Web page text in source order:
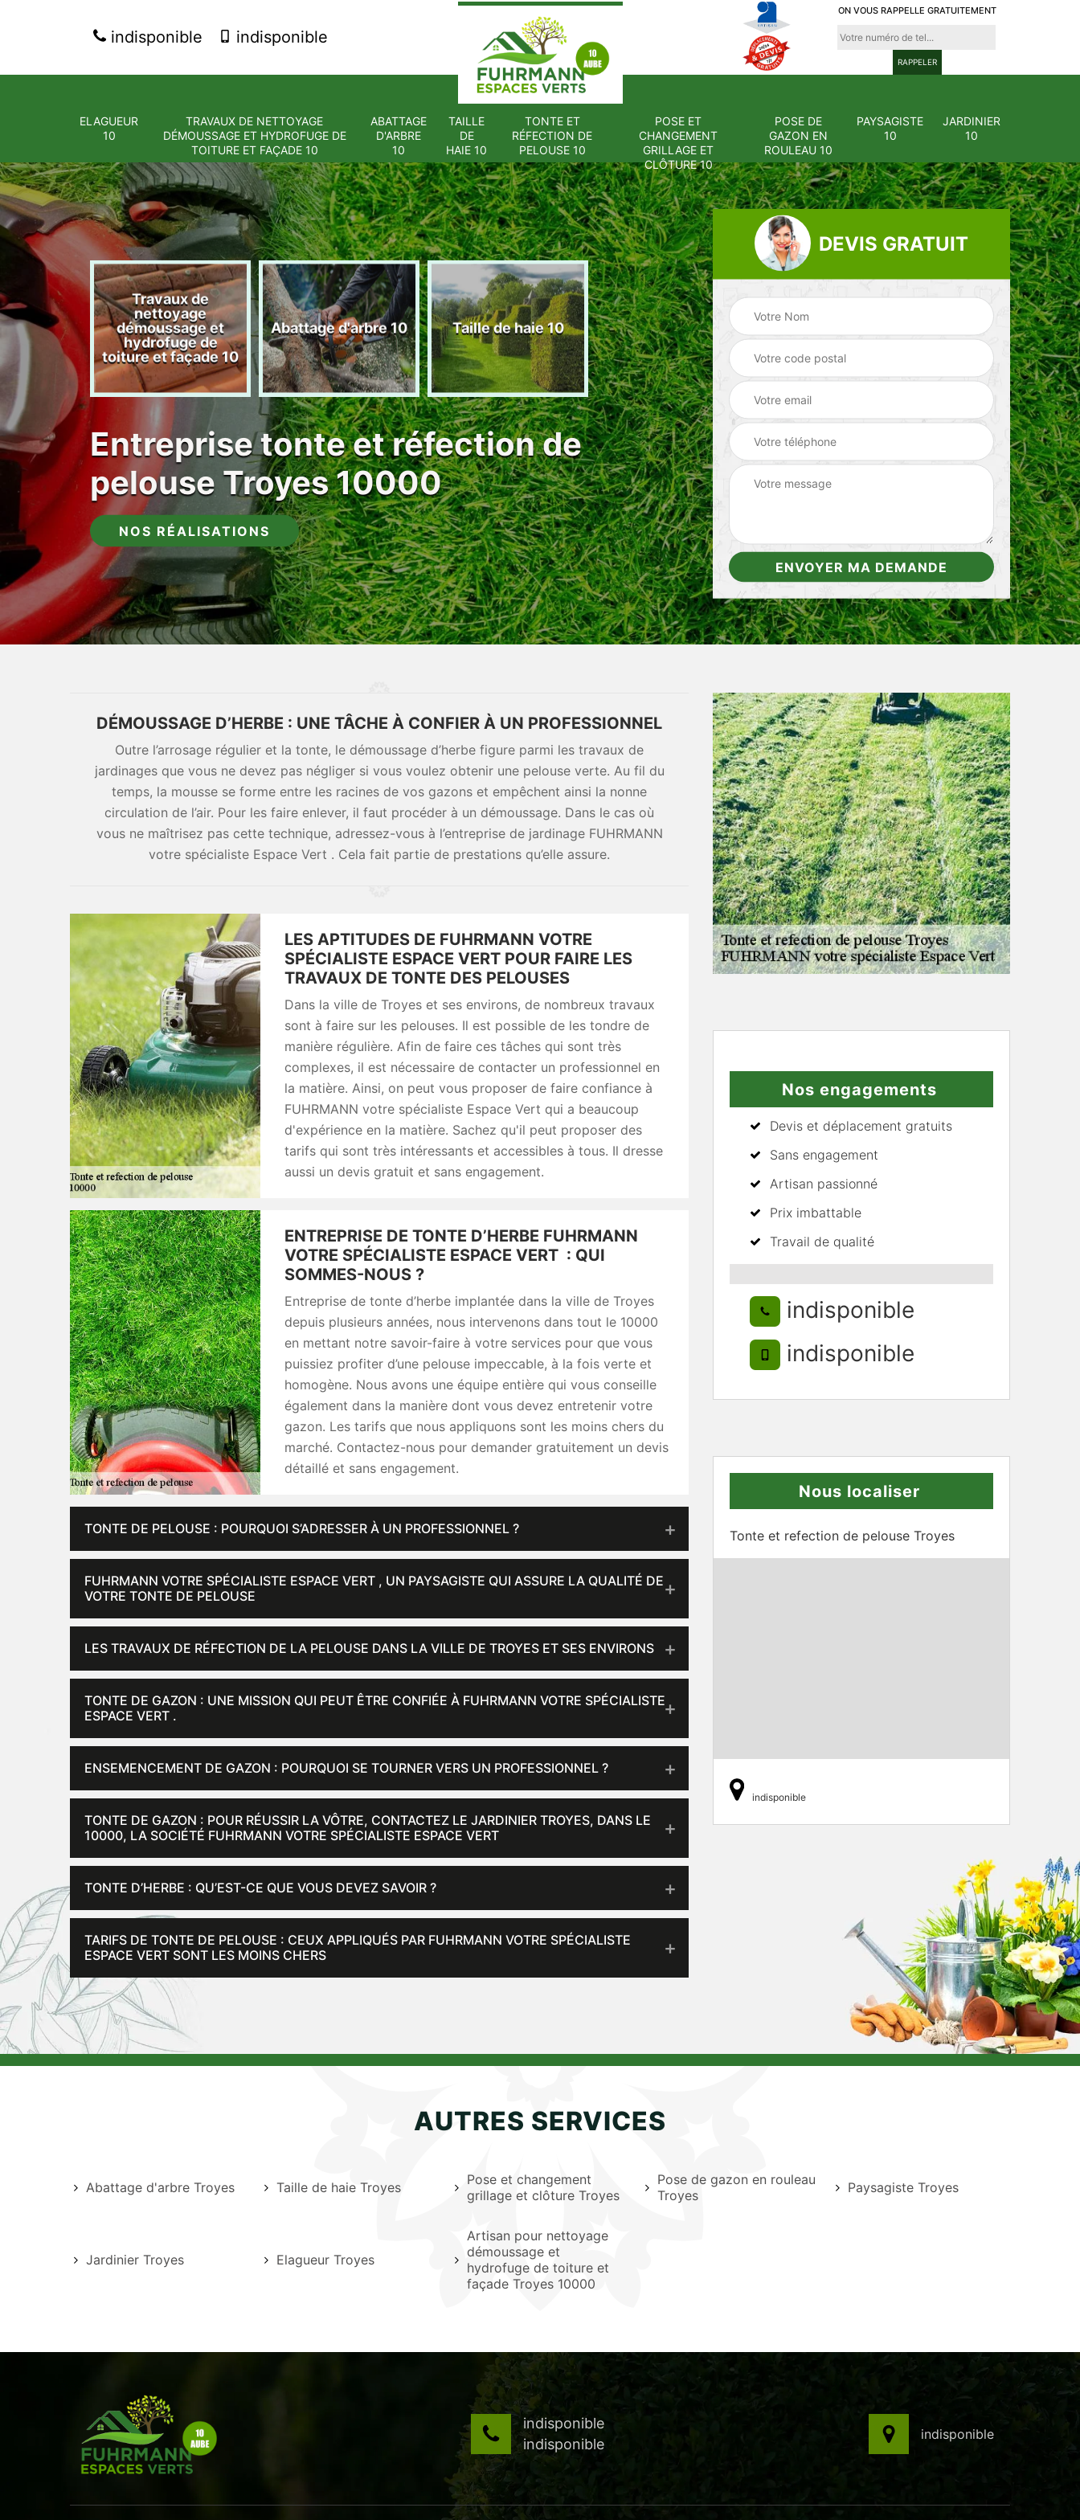
indisponible indisponible
ON VOUS RAPPELLE GRATUITEMENT
ELAGUEUR
10
TRAVAUX DE NETTOYAGE
DÉMOUSSAGE ET HYDROFUGE DE
TOITURE ET FAÇADE 10
ABATTAGE
D'ARBRE
10
TAILLE
DE
HAIE 10
TONTE ET
RÉFECTION DE
PELOUSE 10
POSE ET
CHANGEMENT
GRILLAGE ET
CLÔTURE 10
POSE DE
GAZON EN
ROULEAU 10
PAYSAGISTE
10
JARDINIER
10
10
Travaux de
nettoyage
démoussage et
hydrofuge de
toiture et façade 10
Abattage d'arbre 10 Taille de haie 10
Tonte et réfection
de pelouse 10
changement
grillage et clôture
10
Pose de gazon en
rouleau 10
Entreprise tonte et réfection de
pelouse Troyes 10000
NOS RÉALISATIONS
DEVIS GRATUIT
DÉMOUSSAGE D’HERBE : UNE TÂCHE À CONFIER À UN PROFESSIONNEL
Outre l’arrosage régulier et la tonte, le démoussage d’herbe figure parmi les travaux de
jardinages que vous ne devez pas négliger si vous voulez obtenir une pelouse verte. Au fil du
temps, la mousse se forme entre les racines de vos gazons et empêchent ainsi la nonne
circulation de l’air. Pour les faire enlever, il faut procéder à un démoussage. Dans le cas où
vous ne maîtrisez pas cette technique, adressez-vous à l’entreprise de jardinage FUHRMANN
votre spécialiste Espace Vert . Cela fait partie de prestations qu’elle assure.
LES APTITUDES DE FUHRMANN VOTRE
SPÉCIALISTE ESPACE VERT POUR FAIRE LES
TRAVAUX DE TONTE DES PELOUSES
Dans la ville de Troyes et ses environs, de nombreux travaux
sont à faire sur les pelouses. Il est possible de les tondre de
manière régulière. Afin de faire ces tâches qui sont très
complexes, il est nécessaire de contacter un professionnel en
la matière. Ainsi, on peut vous proposer de faire confiance à
FUHRMANN votre spécialiste Espace Vert qui a beaucoup
d'expérience en la matière. Sachez qu'il peut proposer des
tarifs qui sont très intéressants et accessibles à tous. Il dresse
aussi un devis gratuit et sans engagement.
ENTREPRISE DE TONTE D’HERBE FUHRMANN
VOTRE SPÉCIALISTE ESPACE VERT : QUI
SOMMES-NOUS ?
Entreprise de tonte d’herbe implantée dans la ville de Troyes
depuis plusieurs années, nous intervenons dans tout le 10000
en mettant notre savoir-faire à votre services pour que vous
puissiez profiter d’une pelouse impeccable, à la fois verte et
homogène. Nous avons une équipe entière qui vous conseille
également dans la manière dont vous devez entretenir votre
gazon. Les tarifs que nous appliquons sont les moins chers du
marché. Contactez-nous pour demander gratuitement un devis
détaillé et sans engagement.
TONTE DE PELOUSE : POURQUOI S’ADRESSER À UN PROFESSIONNEL ?
FUHRMANN VOTRE SPÉCIALISTE ESPACE VERT , UN PAYSAGISTE QUI ASSURE LA QUALITÉ DE
VOTRE TONTE DE PELOUSE
LES TRAVAUX DE RÉFECTION DE LA PELOUSE DANS LA VILLE DE TROYES ET SES ENVIRONS
TONTE DE GAZON : UNE MISSION QUI PEUT ÊTRE CONFIÉE À FUHRMANN VOTRE SPÉCIALISTE
ESPACE VERT .
ENSEMENCEMENT DE GAZON : POURQUOI SE TOURNER VERS UN PROFESSIONNEL ?
TONTE DE GAZON : POUR RÉUSSIR LA VÔTRE, CONTACTEZ LE JARDINIER TROYES, DANS LE
10000, LA SOCIÉTÉ FUHRMANN VOTRE SPÉCIALISTE ESPACE VERT
TONTE D’HERBE : QU’EST-CE QUE VOUS DEVEZ SAVOIR ?
TARIFS DE TONTE DE PELOUSE : CEUX APPLIQUÉS PAR FUHRMANN VOTRE SPÉCIALISTE
ESPACE VERT SONT LES MOINS CHERS
Nos engagements
Devis et déplacement gratuits
Sans engagement
Artisan passionné
Prix imbattable
Travail de qualité
indisponible
indisponible
Nous localiser
Tonte et refection de pelouse Troyes
indisponible
AUTRES SERVICES
Abattage d'arbre Troyes Taille de haie Troyes
Pose et changement
grillage et clôture Troyes
Pose de gazon en rouleau
Troyes
Paysagiste Troyes
Jardinier Troyes Elagueur Troyes
Artisan pour nettoyage
démoussage et
hydrofuge de toiture et
façade Troyes 10000
indisponible
indisponible
indisponible